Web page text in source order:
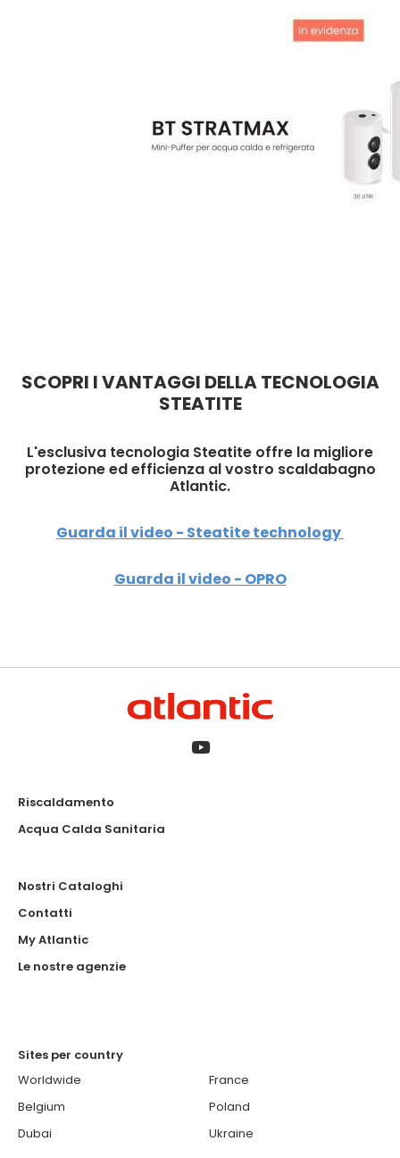
SCOPRI I VANTAGGI DELLA TECNOLOGIA
STEATITE
L'esclusiva tecnologia Steatite offre la migliore
protezione ed efficienza al vostro scaldabagno
Atlantic.
Guarda il video - Steatite technology
Guarda il video - OPRO
Riscaldamento
Acqua Calda Sanitaria
Nostri Cataloghi
Contatti
My Atlantic
Le nostre agenzie
Sites per country
Worldwide
Belgium
Dubai
France
Poland
Ukraine